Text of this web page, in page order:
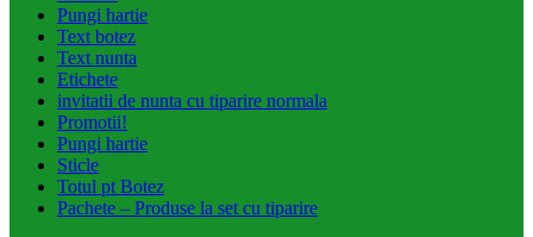
Pungi hartie
Text botez
Text nunta
Etichete
invitatii de nunta cu tiparire normala
Promotii!
Pungi hartie
Sticle
Totul pt Botez
Pachete – Produse la set cu tiparire